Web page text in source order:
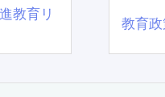
教育リ
教育